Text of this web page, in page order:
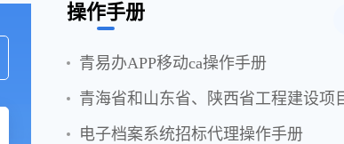
操作手册
青易办APP移动ca操作手册
青海省和山东省、陕西省工程建设项
电子档案系统招标代理操作手册